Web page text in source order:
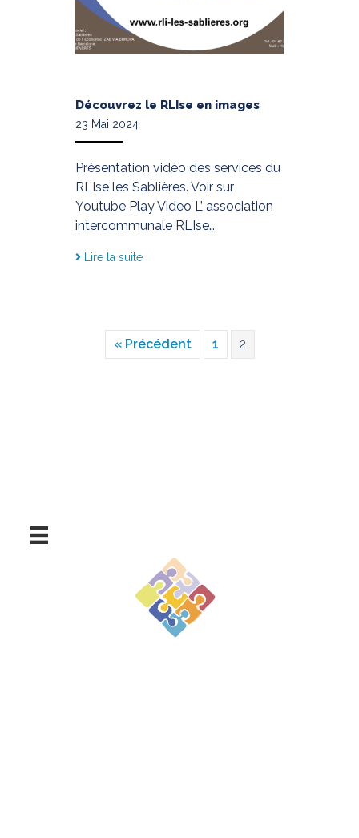
Découvrez le RLIse en images
23 Mai 2024
Présentation vidéo des services du
RLIse les Sablières. Voir sur
Youtube Play Video L’ association
intercommunale RLIse…
Lire la suite
« Précédent 1 2